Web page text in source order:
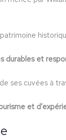
durables et
de ses cuvées à
et